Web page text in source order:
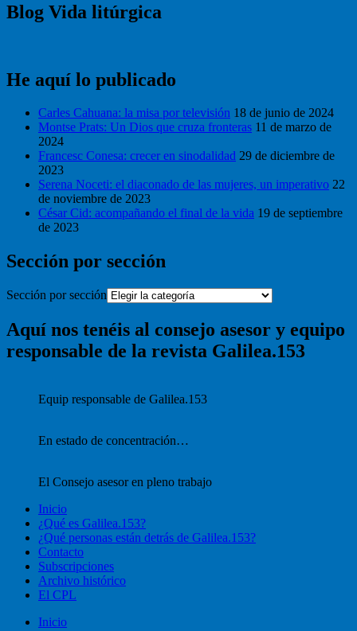
Blog Vida litúrgica
He aquí lo publicado
Carles Cahuana: la misa por televisión 18 de junio de 2024
Montse Prats: Un Dios que cruza fronteras 11 de marzo de
2024
Francesc Conesa: crecer en sinodalidad 29 de diciembre de
2023
Serena Noceti: el diaconado de las mujeres, un imperativo 22
de noviembre de 2023
César Cid: acompañando el final de la vida 19 de septiembre
de 2023
Sección por sección
Sección por sección
Aquí nos tenéis al consejo asesor y equipo
responsable de la revista Galilea.153
Equip responsable de Galilea.153
En estado de concentración…
El Consejo asesor en pleno trabajo
Inicio
¿Qué es Galilea.153?
¿Qué personas están detrás de Galilea.153?
Contacto
Subscripciones
Archivo histórico
El CPL
Inicio